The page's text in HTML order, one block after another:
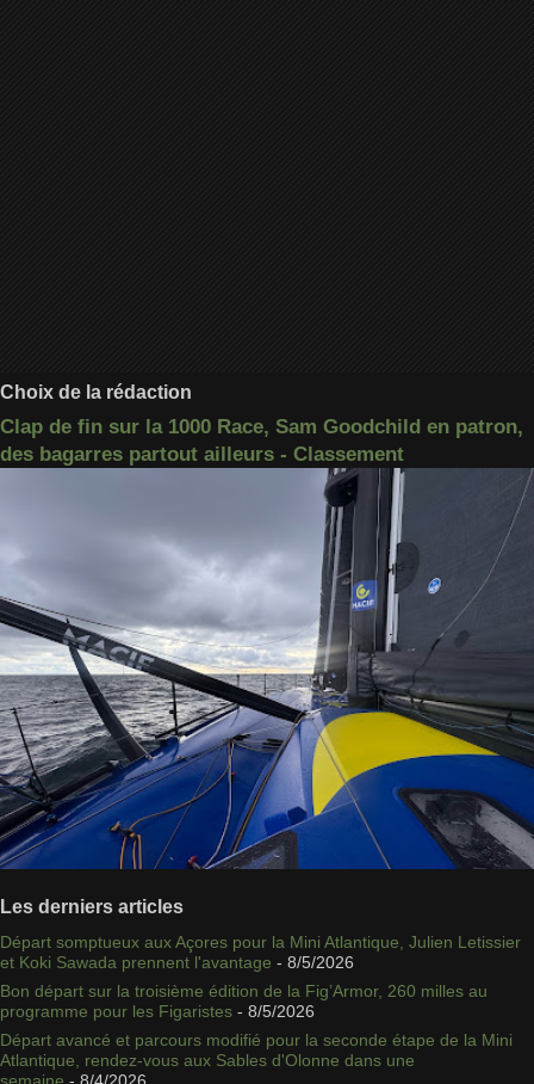
Choix de la rédaction
Clap de fin sur la 1000 Race, Sam Goodchild en patron,
des bagarres partout ailleurs - Classement
Les derniers articles
Départ somptueux aux Açores pour la Mini Atlantique, Julien Letissier
et Koki Sawada prennent l'avantage - 8/5/2026
Bon départ sur la troisième édition de la Fig’Armor, 260 milles au
programme pour les Figaristes - 8/5/2026
Départ avancé et parcours modifié pour la seconde étape de la Mini
Atlantique, rendez-vous aux Sables d'Olonne dans une